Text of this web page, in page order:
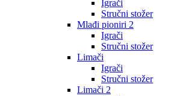
Igrači
Stručni stožer
Mlađi pioniri 2
Igrači
Stručni stožer
Limači
Igrači
Stručni stožer
Limači 2